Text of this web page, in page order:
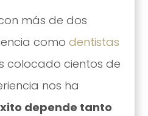
más de dos
como dentistas
colocado cientos de
nos ha
depende tanto